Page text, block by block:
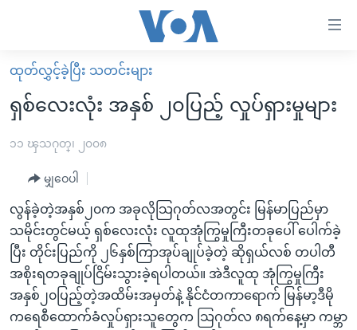
လွယ်ကူ
စေ
များ
ပင်မ
အကြောင်းအရာ
ကျော်
ကြည့်
ရန်
မူလစာမျက်နှာ
မြန်မာ
ကမ္ဘာ့သတင်းများ
နိုင်ငံတကာ
အမေရိကန်
တရုတ်
အစ္စရေး-ပါလက်စတိုင်း
သတင်းလွတ်လပ်ခွင့်
ရပ်ဝန်းတခု လမ်းတခု အလွန်
အင်္ဂလိပ်စာလေ့လာမယ်
အမေရိကန်သုံးအီဒီယံ
မကြေးမုံရဲ့ အင်္ဂလိပ်စာ
အပတ်စဉ်ကဏ္ဍများ
ရေဒီယို
ရေဒီယိုနှင့်ရုပ်သံ အချက်အလက်များ
ထုတ်လွှင့်ခဲ့ပြီး သတင်းများ
ရှစ်လေးလုံး အနှစ် ၂၀ပြည့် လှုပ်ရှားမှုများ
၁၁ ၾသဂုတ္၊ ၂၀၀၈
မျှဝေပါ
လွန်ခဲ့တဲ့အနှစ်၂၀က အခုလိုသြဂုတ်လအတွင်း မြန်မာပြည်မှာ
သမိုင်းတွင်မယ့် ရှစ်လေးလုံး လူထုအုံကြွမှုကြီးတခုပေါ် ပေါက်ခဲ့
ပြီး တိုင်းပြည်ကို ၂၆နှစ်ကြာအုပ်ချုပ်ခဲ့တဲ့ ဆိုရှယ်လစ် တပါတီ
အစိုးရတခုချုပ်ငြိမ်းသွားခဲ့ရပါတယ်။ အဲဒီလူထု အုံကြွမှုကြီး
အနှစ်၂၀ပြည့်တဲ့အထိမ်းအမှတ်နဲ့ နိုင်ငံတကာရောက် မြန်မာ့ဒီမို
ကရေစီထောက်ခံလှုပ်ရှားသူတွေက သြဂုတ်လ ၈ရက်နေ့မှာ ကမ္ဘာ